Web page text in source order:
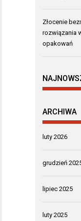
Złocenie
rozwiązania
opakowań
ARCHIWA
luty 2026
grudzień
lipiec 2025
luty 2025